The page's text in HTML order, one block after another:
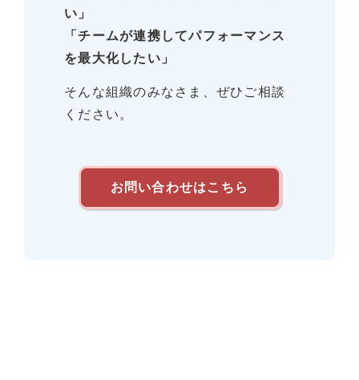
い」
「チームが連携してパフォーマンス
を最大化したい」
そんな組織のみなさま、ぜひご相談
ください。
お問い合わせはこちら